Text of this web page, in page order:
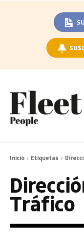
Inicio Etiquetas
Tráfico